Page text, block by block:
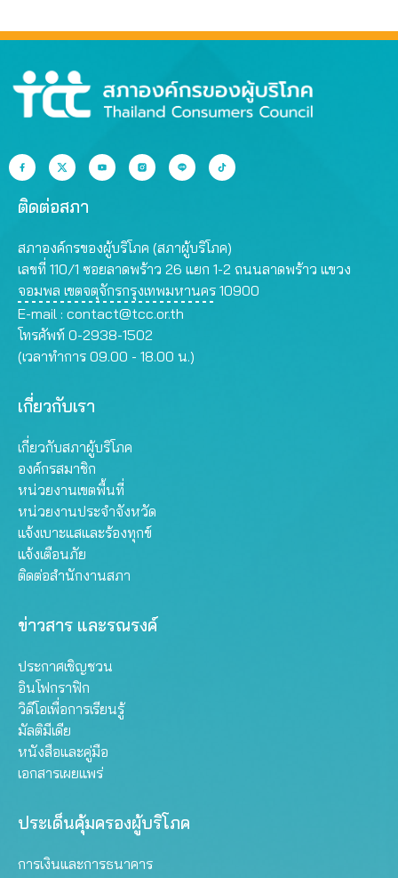
ติดต่อสภา
สภาองค์กรของผู้บริโภค (สภาผู้บริโภค)
เลขที่ 110/1 ซอยลาดพร้าว 26 แยก 1-2 ถนนลาดพร้าว แขวง
จอมพล เขตจตุจักรกรุงเทพมหานคร 10900
E-mail : contact@tcc.or.th
โทรศัพท์ 0-2938-1502
(เวลาทำการ 09.00 - 18.00 น.)
เกี่ยวกับเรา
เกี่ยวกับสภาผู้บริโภค
องค์กรสมาชิก
หน่วยงานเขตพื้นที่
หน่วยงานประจำจังหวัด
แจ้งเบาะแสและร้องทุกข์
แจ้งเตือนภัย
ติดต่อสำนักงานสภา
ข่าวสาร และรณรงค์
ประกาศเชิญชวน
อินโฟกราฟิก
วิดีโอเพื่อการเรียนรู้
มัลติมีเดีย
หนังสือและคู่มือ
เอกสารเผยแพร่
ประเด็นคุ้มครองผู้บริโภค
การเงินและการธนาคาร